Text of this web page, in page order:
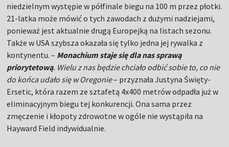
niedzielnym występie w półfinale biegu na 100 m przez płotki.
21-latka może mówić o tych zawodach z dużymi nadziejami,
ponieważ jest aktualnie drugą Europejką na listach sezonu.
Także w USA szybsza okazała się tylko jedna jej rywalka z
kontynentu. – Monachium staje się dla nas sprawą
priorytetową. Wielu z nas będzie chciało odbić sobie to, co nie
do końca udało się w Oregonie– przyznała Justyna Święty-
Ersetic, która razem ze sztafetą 4x400 metrów odpadła już w
eliminacyjnym biegu tej konkurencji. Ona sama przez
zmęczenie i kłopoty zdrowotne w ogóle nie wystąpiła na
Hayward Field indywidualnie.